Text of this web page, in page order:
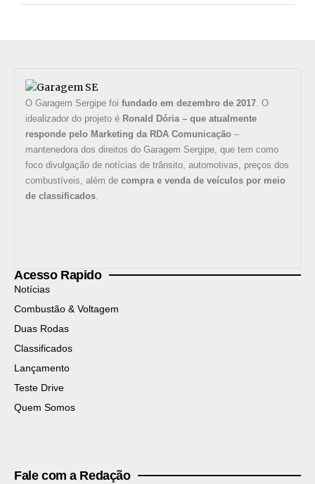
O Garagem Sergipe foi fundado em dezembro de 2017. O
idealizador do projeto é Ronald Dória – que atualmente
responde pelo Marketing da RDA Comunicação –
mantenedora dos direitos do Garagem Sergipe, que tem como
foco divulgação de notícias de trânsito, automotivas, preços dos
combustíveis, além de compra e venda de veículos por meio
de classificados.
Acesso Rapido
Notícias
Combustão & Voltagem
Duas Rodas
Classificados
Lançamento
Teste Drive
Quem Somos
Fale com a Redação